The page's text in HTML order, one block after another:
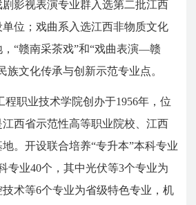
影视表演专业群入选第二批江西
位；戏曲系入选江西非物质文化
“赣南采茶戏”和“戏曲表演—赣
族文化传承与创新示范专业点。
程职业技术学院创办于1956年，位
西省示范性高等职业院校、江西
。开设联合培养“专升本”本科专业
专业40个，其中光伏等3个专业为
术等6个专业为省级特色专业，机